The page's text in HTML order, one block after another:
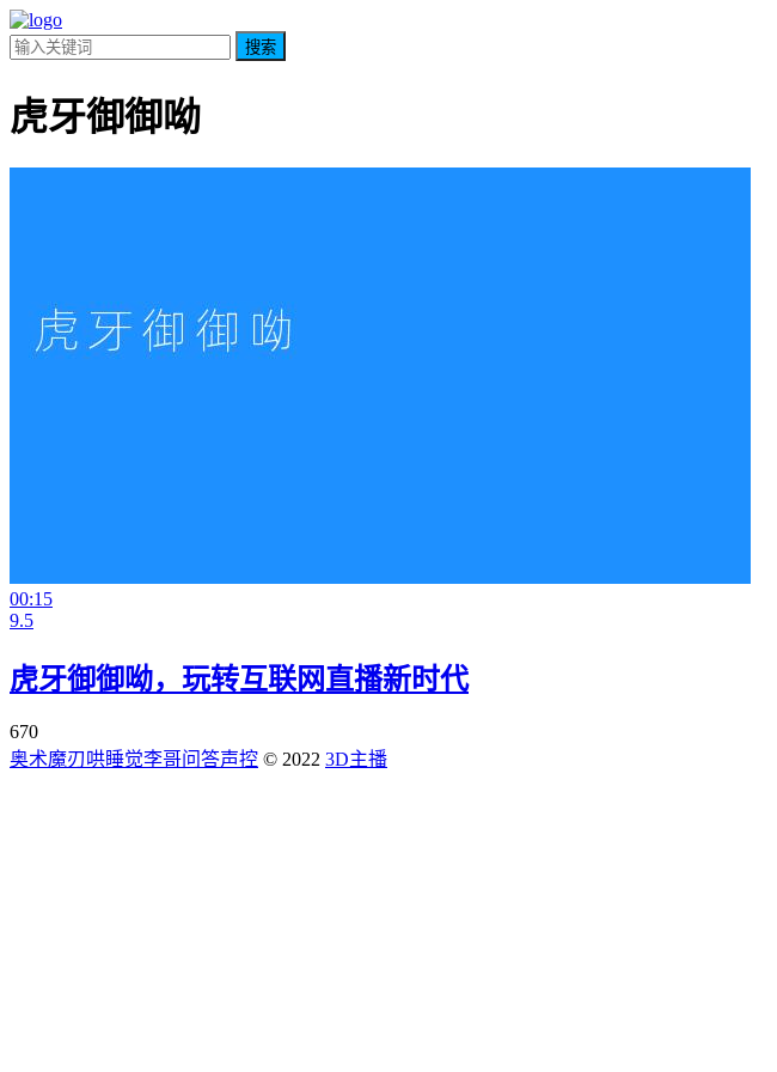
搜索
虎牙御御呦
00:15
9.5
虎牙御御呦，玩转互联网直播新时代
670
奥术魔刃 哄睡觉李哥问答声控 © 2022 3D主播